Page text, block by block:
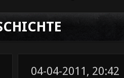
04-04-2011, 20:42